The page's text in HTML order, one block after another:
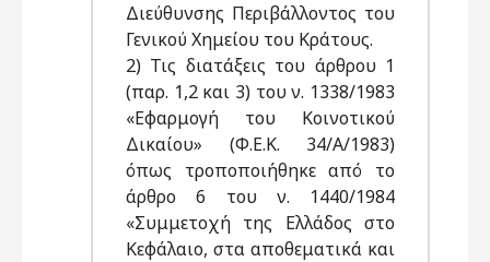
Διεύθυνσης Περιβάλλοντος του
Γενικού Χημείου του Κράτους.
2) Τις διατάξεις του άρθρου 1
(παρ. 1,2 και 3) του ν. 1338/1983
«Εφαρμογή του Κοινοτικού
Δικαίου» (Φ.Ε.Κ. 34/Α/1983)
όπως τροποποιήθηκε από το
άρθρο 6 του ν. 1440/1984
«Συμμετοχή της Ελλάδος στο
Κεφάλαιο, στα αποθεματικά και